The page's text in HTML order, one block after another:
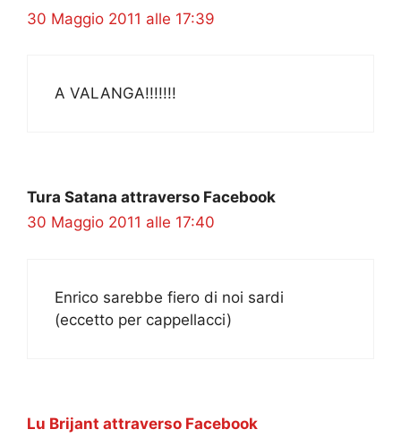
30 Maggio 2011 alle 17:39
A VALANGA!!!!!!!
Tura Satana attraverso Facebook
30 Maggio 2011 alle 17:40
Enrico sarebbe fiero di noi sardi
(eccetto per cappellacci)
Lu Brijant attraverso Facebook